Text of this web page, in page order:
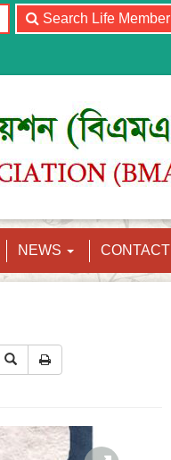
Search Life Member
NEWS CONTACT